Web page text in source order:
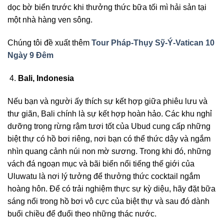
dọc bờ biển trước khi thưởng thức bữa tối mì hải sản tại
một nhà hàng ven sông.
Chúng tôi đề xuất thêm Tour Pháp-Thụy Sỹ-Ý-Vatican 10
Ngày 9 Đêm
Bali, Indonesia
Nếu bạn và người ấy thích sự kết hợp giữa phiêu lưu và
thư giãn, Bali chính là sự kết hợp hoàn hảo. Các khu nghỉ
dưỡng trong rừng rậm tươi tốt của Ubud cung cấp những
biệt thự có hồ bơi riêng, nơi bạn có thể thức dậy và ngắm
nhìn quang cảnh núi non mờ sương. Trong khi đó, những
vách đá ngoạn mục và bãi biển nổi tiếng thế giới của
Uluwatu là nơi lý tưởng để thưởng thức cocktail ngắm
hoàng hôn. Để có trải nghiệm thực sự kỳ diệu, hãy đặt bữa
sáng nổi trong hồ bơi vô cực của biệt thự và sau đó dành
buổi chiều để đuổi theo những thác nước.